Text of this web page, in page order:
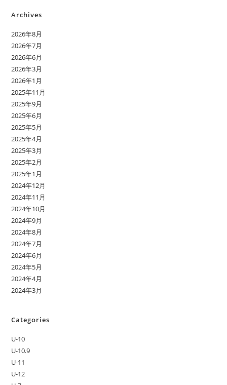
Archives
2026年8月
2026年7月
2026年6月
2026年3月
2026年1月
2025年11月
2025年9月
2025年6月
2025年5月
2025年4月
2025年3月
2025年2月
2025年1月
2024年12月
2024年11月
2024年10月
2024年9月
2024年8月
2024年7月
2024年6月
2024年5月
2024年4月
2024年3月
Categories
U-10
U-10.9
U-11
U-12